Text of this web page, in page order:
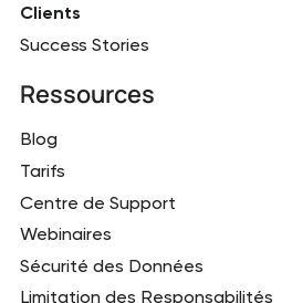
Clients
Success Stories
Ressources
Blog
Tarifs
Centre de Support
Webinaires
Sécurité des Données
Limitation des Responsabilités